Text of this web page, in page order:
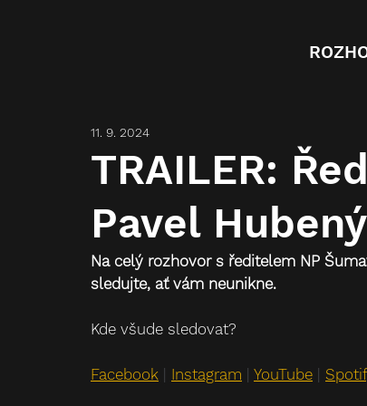
TRAILER:
Pavel Hubený
11. 9. 2024
Na celý rozhovor s ředitelem NP
sledujte, ať vám neunikne.
Kde všude sledovat?
Facebook Instagram YouTube